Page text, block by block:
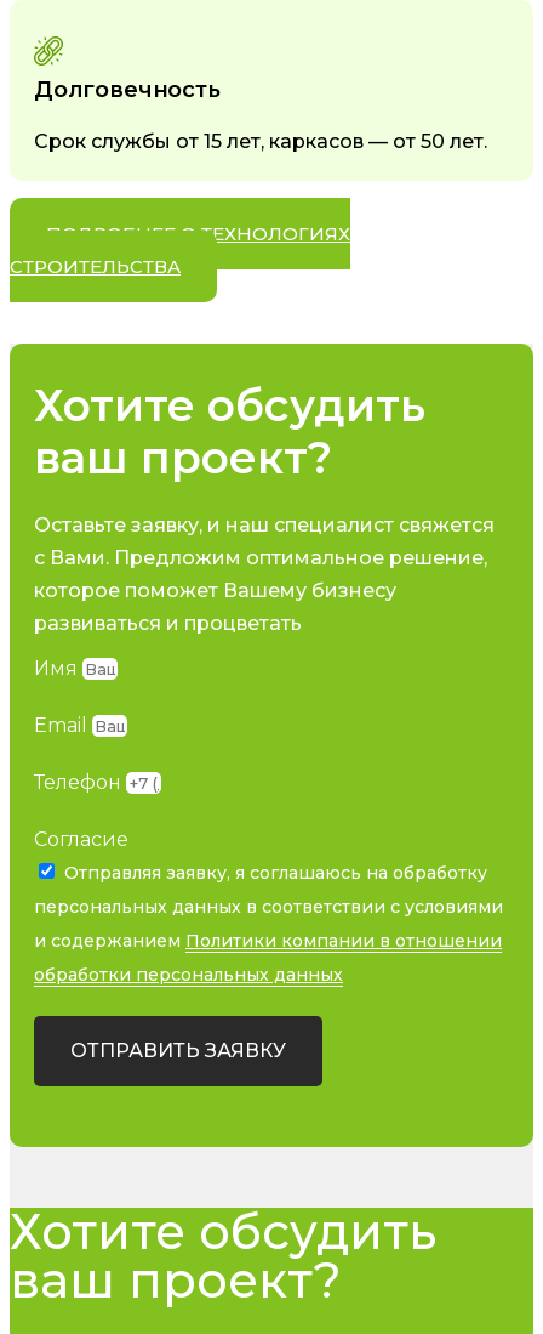
Долговечность
Срок службы от 15 лет, каркасов — от 50 лет.
ПОДРОБНЕЕ О ТЕХНОЛОГИЯХ
СТРОИТЕЛЬСТВА
Хотите обсудить
ваш проект?
Оставьте заявку, и наш специалист свяжется
с Вами. Предложим оптимальное решение,
которое поможет Вашему бизнесу
развиваться и процветать
Имя
Email
Телефон
Согласие
Отправляя заявку, я соглашаюсь на обработку
персональных данных в соответствии с условиями
и содержанием Политики компании в отношении
обработки персональных данных
ОТПРАВИТЬ ЗАЯВКУ
Хотите обсудить
ваш проект?